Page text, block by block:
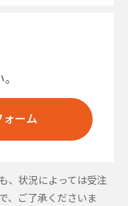
ーム
、状況によっては受注
、ご了承くださいま